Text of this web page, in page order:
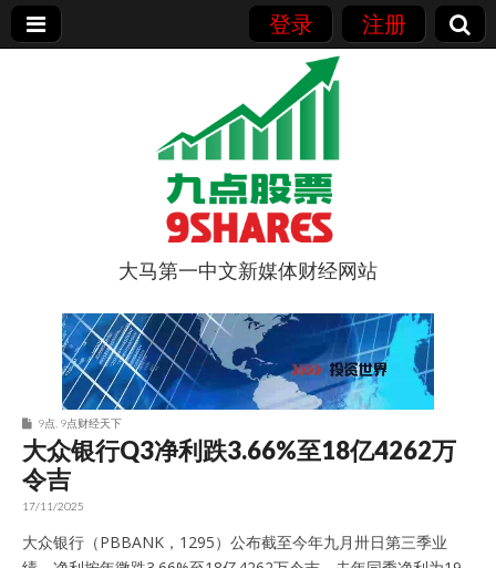
登录 注册
9点股票
大马第一中文新媒体财经网站
9点 9点财经天下
大众银行Q3净利跌3.66%至18亿4262万
令吉
17/11/2025
大众银行（PBBANK，1295）公布截至今年九月卅日第三季业